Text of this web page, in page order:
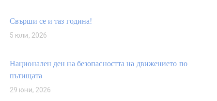
Свърши се и таз година!
5 юли, 2026
Национален ден на безопасността на движението по
пътищата
29 юни, 2026